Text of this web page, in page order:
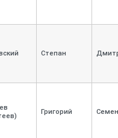
Степан
Григорий